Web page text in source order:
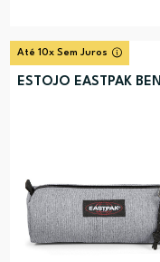
Até 10x Sem Juros
ESTOJO EASTPAK